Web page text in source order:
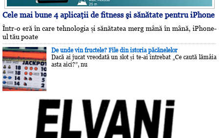
Cele mai bune 4 aplicaţii de fitness şi sănătate pentru iPhone
Într-o eră în care tehnologia și sănătatea merg mână în mână, iPhone-
ul tău poate
De unde vin fructele? File din istoria păcănelelor
Dacă ai jucat vreodată un slot și te-ai întrebat „Ce caută lămâia
asta aici?”, nu